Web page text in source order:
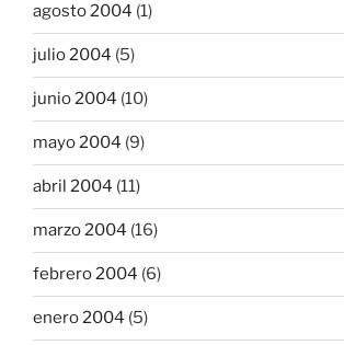
agosto 2004 (1)
julio 2004 (5)
junio 2004 (10)
mayo 2004 (9)
abril 2004 (11)
marzo 2004 (16)
febrero 2004 (6)
enero 2004 (5)